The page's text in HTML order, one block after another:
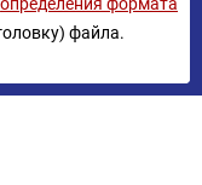
файла.